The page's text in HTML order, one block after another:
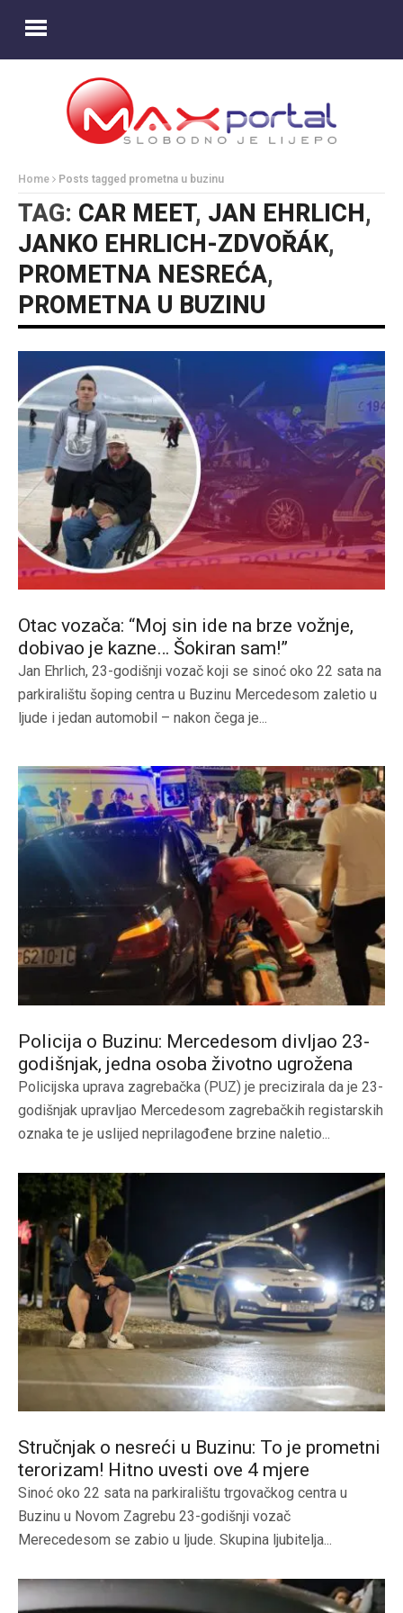
Home Posts tagged prometna u buzinu
TAG: CAR MEET, JAN EHRLICH ,
JANKO EHRLICH-ZDVOŘÁK,
PROMETNA NESREĆA,
PROMETNA U BUZINU
Otac vozača: “Moj sin ide na brze vožnje,
dobivao je kazne… Šokiran sam!”
Jan Ehrlich, 23-godišnji vozač koji se sinoć oko 22 sata na
parkiralištu šoping centra u Buzinu Mercedesom zaletio u
ljude i jedan automobil – nakon čega je...
Policija o Buzinu: Mercedesom divljao 23-
godišnjak, jedna osoba životno ugrožena
Policijska uprava zagrebačka (PUZ) je precizirala da je 23-
godišnjak upravljao Mercedesom zagrebačkih registarskih
oznaka te je uslijed neprilagođene brzine naletio...
Stručnjak o nesreći u Buzinu: To je prometni
terorizam! Hitno uvesti ove 4 mjere
Sinoć oko 22 sata na parkiralištu trgovačkog centra u
Buzinu u Novom Zagrebu 23-godišnji vozač
Merecedesom se zabio u ljude. Skupina ljubitelja...